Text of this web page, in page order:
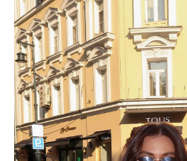
ПОКУПАТЕЛЮ
КОНТАКТЫ
Доставка и оплата
Политика конфеденциальности
Тел. +7 993 109-95-80
Понедельник - суббота с 11:00 до
20:00 по Свердловскому времени
miamor_store
*
*признана экстремистской организацией в РФ
г. Екатеринбург, ул. Малышева 19, офис 1103
Контакты